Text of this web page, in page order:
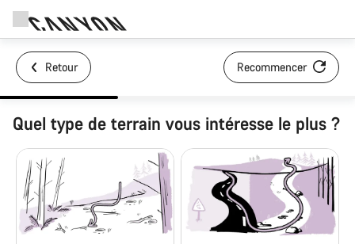
Retour Recommencer
Quel type de terrain vous intéresse le plus ?